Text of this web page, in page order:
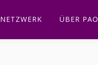
NETZWERK ÜBER PAO